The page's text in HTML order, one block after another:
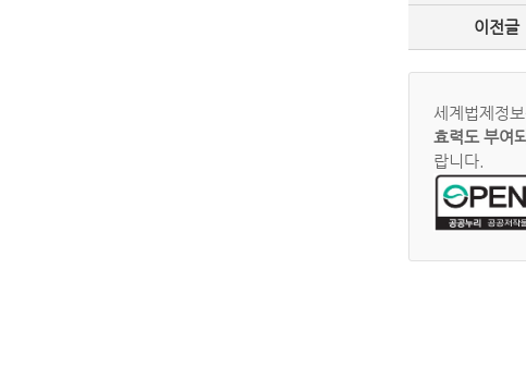
이전글
세계법제정
효력도 부여
랍니다.